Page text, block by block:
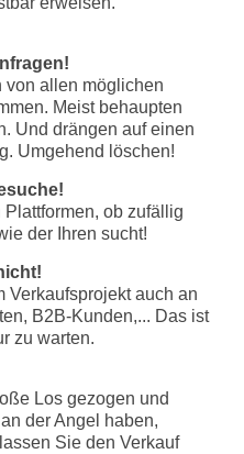
von allen möglichen
Meist behaupten
Und drängen auf einen
Umgehend löschen!
ob zufällig
der Ihren sucht!
Verkaufsprojekt auch an
B2B-Kunden,... Das ist
zu warten.
Los gezogen und
der Angel haben,
Sie den Verkauf